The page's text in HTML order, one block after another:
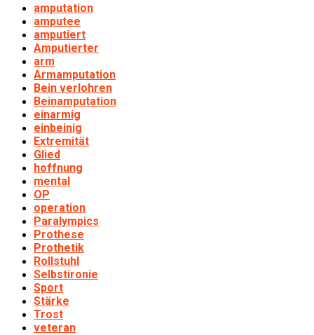
amputation
amputee
amputiert
Amputierter
arm
Armamputation
Bein verlohren
Beinamputation
einarmig
einbeinig
Extremität
Glied
hoffnung
mental
OP
operation
Paralympics
Prothese
Prothetik
Rollstuhl
Selbstironie
Sport
Stärke
Trost
veteran